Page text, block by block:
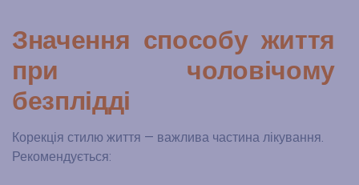
Значення способу життя
при чоловічому
безплідді
Корекція стилю життя — важлива частина лікування.
Рекомендується: